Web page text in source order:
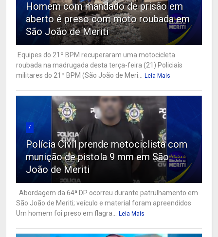
Homem com mandado de prisão em
aberto é preso com moto roubada em
São João de Meriti
Equipes do 21º BPM recuperaram uma motocicleta
roubada na madrugada desta terça-feira (21) Policiais
militares do 21º BPM (São João de Meri... Leia Mais
7
Polícia Civil prende motociclista com
munição de pistola 9 mm em São
João de Meriti
Abordagem da 64ª DP ocorreu durante patrulhamento em
São João de Meriti; veículo e material foram apreendidos
Um homem foi preso em flagra... Leia Mais